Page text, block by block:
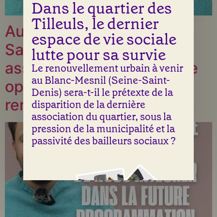
Au Blanc-Mesnil (Seine-
Saint-Denis), un café
associatif menacé par une
opération de
renouvellement urbain
Dans le quartier des
Tilleuls, le dernier
espace de vie sociale
lutte pour sa survie
Le renouvellement urbain à venir
au Blanc-Mesnil (Seine-Saint-
Denis) sera-t-il le prétexte de la
disparition de la dernière
association du quartier, sous la
pression de la municipalité et la
passivité des bailleurs sociaux ?